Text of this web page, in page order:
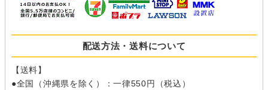
配送方法・送料について
【送料】
●全国（沖縄県を除く）：一律550円（税込）